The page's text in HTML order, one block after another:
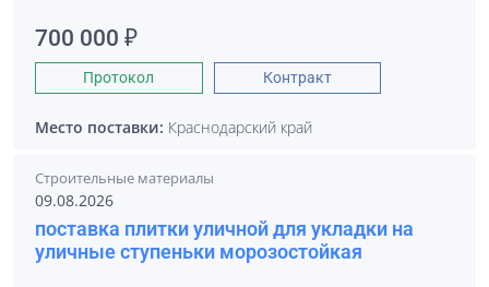
700 000 ₽
Протокол Контракт
Место поставки: Краснодарский край
Строительные материалы
09.08.2026
поставка плитки уличной для укладки на
уличные ступеньки морозостойкая